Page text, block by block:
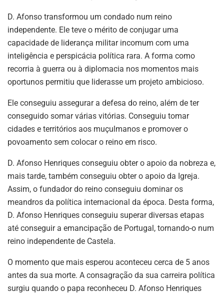
D. Afonso transformou um condado num reino
independente. Ele teve o mérito de conjugar uma
capacidade de liderança militar incomum com uma
inteligência e perspicácia política rara. A forma como
recorria à guerra ou à diplomacia nos momentos mais
oportunos permitiu que liderasse um projeto ambicioso.
Ele conseguiu assegurar a defesa do reino, além de ter
conseguido somar várias vitórias. Conseguiu tomar
cidades e territórios aos muçulmanos e promover o
povoamento sem colocar o reino em risco.
D. Afonso Henriques conseguiu obter o apoio da nobreza e,
mais tarde, também conseguiu obter o apoio da Igreja.
Assim, o fundador do reino conseguiu dominar os
meandros da política internacional da época. Desta forma,
D. Afonso Henriques conseguiu superar diversas etapas
até conseguir a emancipação de Portugal, tornando-o num
reino independente de Castela.
O momento que mais esperou aconteceu cerca de 5 anos
antes da sua morte. A consagração da sua carreira política
surgiu quando o papa reconheceu D. Afonso Henriques